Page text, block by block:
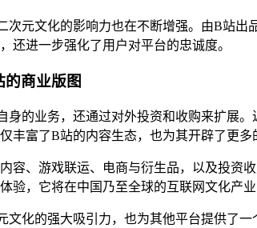
次元文化的影响力也在不断增强。由B站
还进一步强化了用户对平台的忠诚度。
商业版图
身的业务，还通过对外投资和收购来扩展
丰富了B站的内容生态，也为其开辟了更多
容、游戏联运、电商与衍生品，以及投资
验，它将在中国乃至全球的互联网文化产业
文化的强大吸引力，也为其他平台提供了